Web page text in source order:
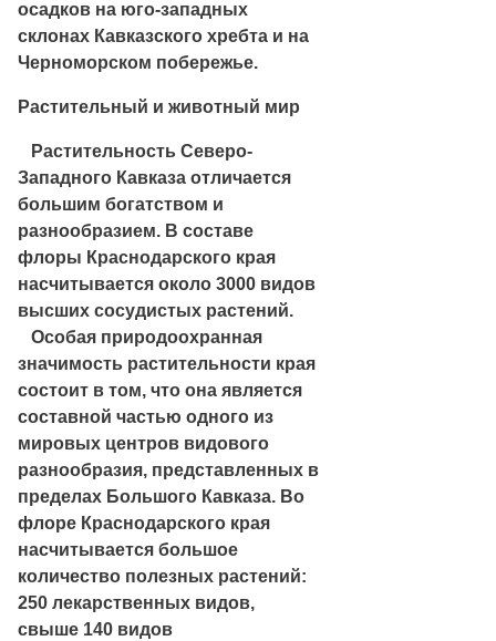
осадков на юго-западных
склонах Кавказского хребта и на
Черноморском побережье.
Растительный и животный мир
Растительность Северо-
Западного Кавказа отличается
большим богатством и
разнообразием. В составе
флоры Краснодарского края
насчитывается около 3000 видов
высших сосудистых растений.
Особая природоохранная
значимость растительности края
состоит в том, что она является
составной частью одного из
мировых центров видового
разнообразия, представленных в
пределах Большого Кавказа. Во
флоре Краснодарского края
насчитывается большое
количество полезных растений:
250 лекарственных видов,
свыше 140 видов